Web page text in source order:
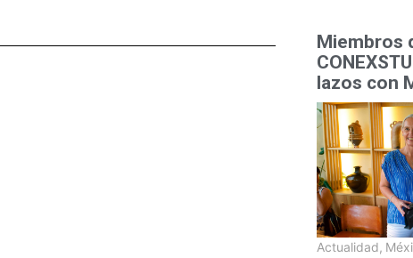
Miembros
lazos con
Actualidad,